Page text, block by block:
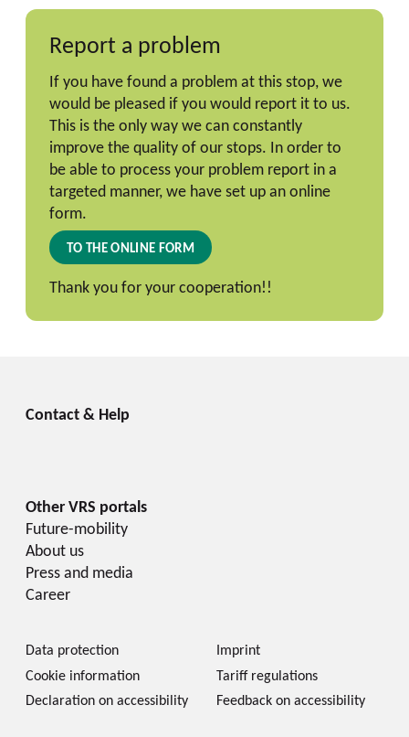
Report a problem
If you have found a problem at this stop, we
would be pleased if you would report it to us.
This is the only way we can constantly
improve the quality of our stops. In order to
be able to process your problem report in a
targeted manner, we have set up an online
form.
TO THE ONLINE FORM
Thank you for your cooperation!!
Future-mobility
About us
Press and media
Career
Data protection
Imprint
Cookie information
Tariff regulations
Declaration on accessibility
Feedback on accessibility